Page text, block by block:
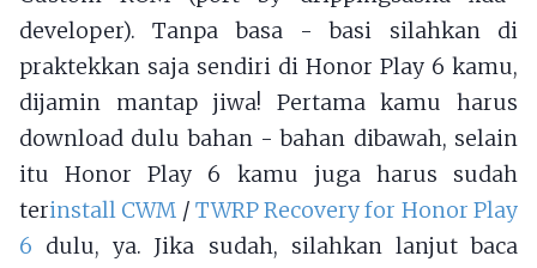
developer). Tanpa basa - basi silahkan di
praktekkan saja sendiri di Honor Play 6 kamu,
dijamin mantap jiwa! Pertama kamu harus
download dulu bahan - bahan dibawah, selain
itu Honor Play 6 kamu juga harus sudah
terinstall CWM / TWRP Recovery for Honor Play
6 dulu, ya. Jika sudah, silahkan lanjut baca